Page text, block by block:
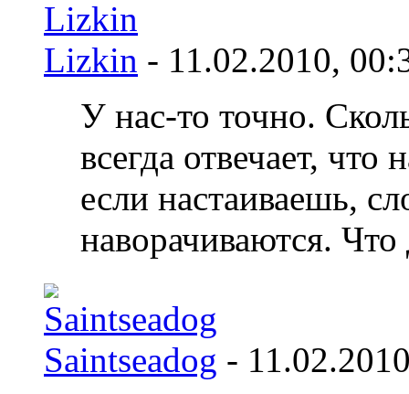
Lizkin - 11.02.2010,
У нас-то точно.
всегда отвечает,
если настаиваешь,
наворачиваются.
Saintseadog -